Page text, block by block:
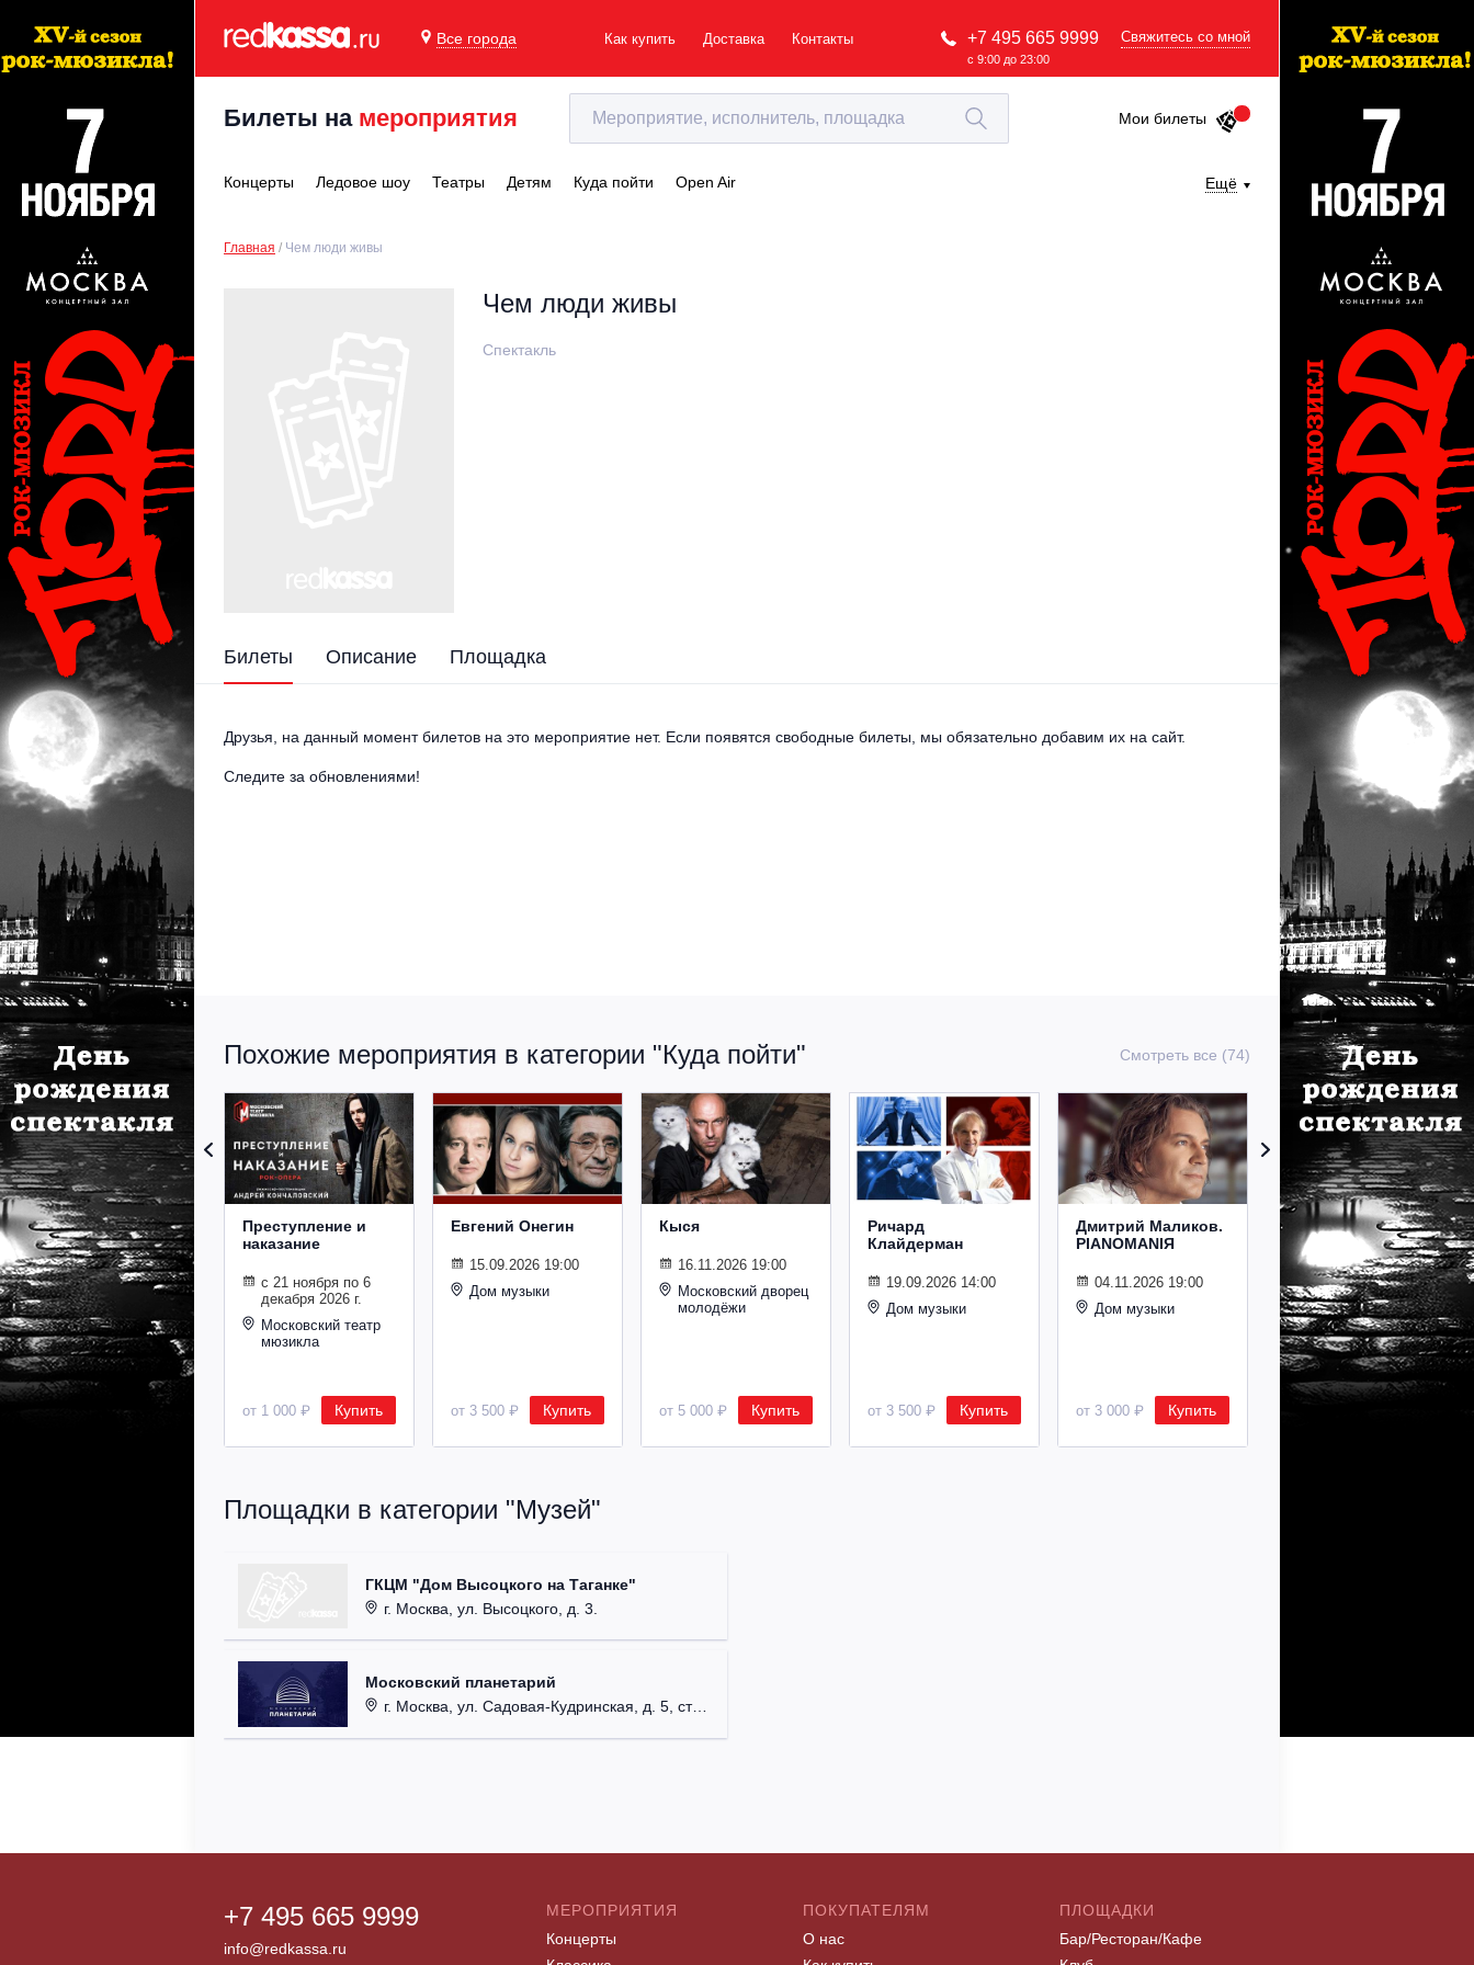
Все города Как купить Доставка Контакты +7 495 665 9999
с 9:00 до 23:00
Свяжитесь со мной
Билеты на мероприятия Мои билеты
Концерты Ледовое шоу Театры Детям Куда пойти Open Air Ещё
Главная Чем люди живы
Чем люди живы
Спектакль
Билеты Описание Площадка
Друзья, на данный момент билетов на это мероприятие нет. Если появятся свободные билеты, мы обязательно добавим их на сайт.
Следите за обновлениями!
Похожие мероприятия в категории "Куда пойти" Смотреть все (74)
Преступление и
наказание
с 21 ноября по 6
декабря 2026 г.
Московский театр
мюзикла
от 1 000 ₽ Купить
Евгений Онегин
15.09.2026 19:00
Дом музыки
от 3 500 ₽ Купить
Кыся
16.11.2026 19:00
Московский дворец
молодёжи
от 5 000 ₽ Купить
Ричард
Клайдерман
19.09.2026 14:00
Дом музыки
от 3 500 ₽ Купить
Дмитрий Маликов.
PIANOMANIЯ
04.11.2026 19:00
Дом музыки
от 3 000 ₽ Купить
Рождественский
концерт
Владимира
Спивакова
24.12.2026 19:00
Дом музыки
Площадки в категории "Музей"
ГКЦМ "Дом Высоцкого на Таганке"
г. Москва, ул. Высоцкого, д. 3.
Московский планетарий
г. Москва, ул. Садовая-Кудринская, д. 5, стр. 1.
+7 495 665 9999
info@redkassa.ru
МЕРОПРИЯТИЯ
Концерты
ПОКУПАТЕЛЯМ
О нас
ПЛОЩАДКИ
Бар/Ресторан/Кафе